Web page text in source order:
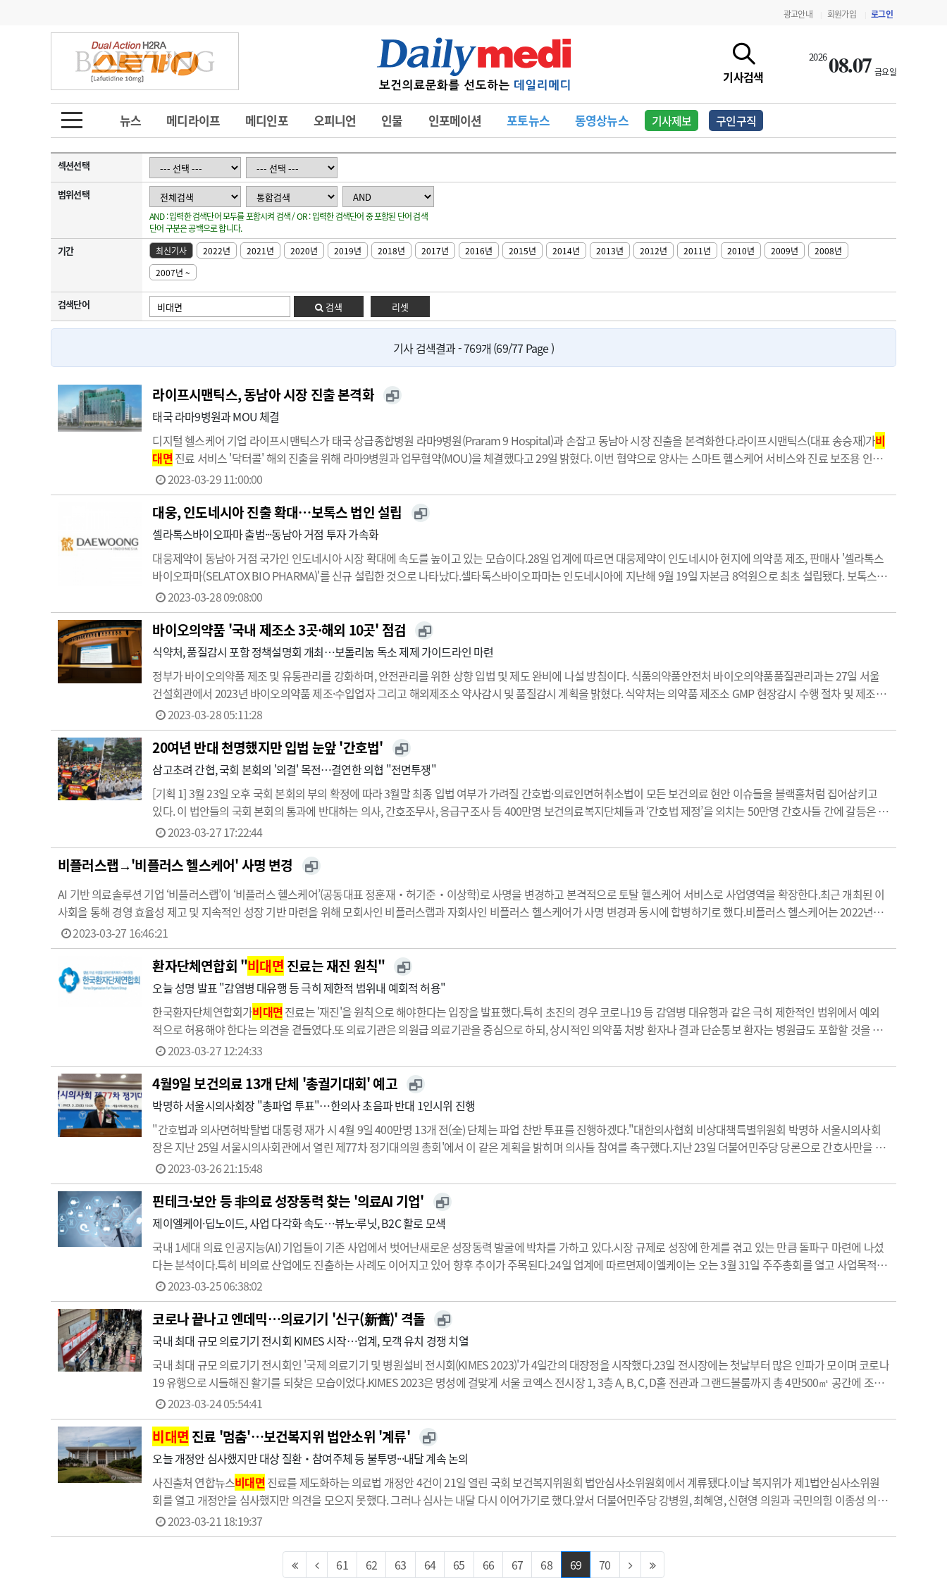
광고안내 회원가입 로그인
기사검색
202608.07 금요일
뉴스 메디라이프 메디인포 오피니언 인물 인포메이션 포토뉴스 동영상뉴스 기사제보 구인구직
금주의 검색어
1
의사인력 수급 추계
성분명 처방
AI의료
4
전공의 모집 결과
5
의사국시 합격률
6
관리급여 실시
10 약가인하
메디인포 사고
오피니언 칼럼 수첩
인물 초대석 피플
동영상뉴스
포토뉴스 포토뉴스
지역병원 중소병원
인포메이션 행정처분 판례 유권해석 정책/통계 공시 지침·기준·평가 약제급여 심사 결과
학회·연수강좌 학회/연수강좌 행사
고객센터 회사소개 법적고지 광고안내
섹션선택
범위선택
AND : 입력한 검색단어 모두를 포함시켜 검색 / OR : 입력한 검색단어 중 포함된 단어 검색
단어 구분은 공백으로 합니다.
기간 최신기사 2022년 2021년 2020년 2019년 2018년 2017년 2016년 2015년 2014년 2013년 2012년 2011년 2010년 2009년
2008년
2007년 ~
검색단어 검색 리셋
기사 검색결과 - 769개 (69/77 Page )
라이프시맨틱스, 동남아 시장 진출 본격화
태국 라마9병원과 MOU 체결
디지털 헬스케어 기업 라이프시맨틱스가 태국 상급종합병원 라마9병원(Praram 9 Hospital)과 손잡고 동남아 시장 진출을 본격화한다.라이프시맨틱스(대표 송승재)가비
대면 진료 서비스 '닥터콜' 해외 진출을 위해 라마9병원과 업무협약(MOU)을 체결했다고 29일 밝혔다. 이번 협약으로 양사는 스마트 헬스케어 서비스와 진료 보조용 인공
지능(AI) 개발을 통한 원격의료 안정화를 지원하고 의료 AI 서비스 협력을 강화한다.라이프시맨틱스는 기존 닥터콜 서비스에 자사 AI 기반 질환 예측 서비스 '하이(H.AI)'를
탑재한 …
2023-03-29 11:00:00
대웅, 인도네시아 진출 확대…보톡스 법인 설립
셀라톡스바이오파마 출범···동남아 거점 투자 가속화
대웅제약이 동남아 거점 국가인 인도네시아 시장 확대에 속도를 높이고 있는 모습이다.28일 업계에 따르면 대웅제약이 인도네시아 현지에 의약품 제조, 판매사 '셀라톡스
바이오파마(SELATOX BIO PHARMA)'를 신규 설립한 것으로 나타났다.셀타톡스바이오파마는 인도네시아에 지난해 9월 19일 자본금 8억원으로 최초 설립됐다. 보톡스 사
업을 영위하는 회사로 설립 후 대웅제약 종속기업으로 포함됐다.대웅제약은 현재 인도네시아, 태국, 필리핀 등 동남아국가에 다수 법인을 필두로 미국과 중국 등 해외 현지
법인을 설립하고 있는 …
2023-03-28 09:08:00
바이오의약품 '국내 제조소 3곳·해외 10곳' 점검
식약처, 품질감시 포함 정책설명회 개최…보톨리눔 독소 제제 가이드라인 마련
정부가 바이오의약품 제조 및 유통관리를 강화하며, 안전관리를 위한 상향 입법 및 제도 완비에 나설 방침이다. 식품의약품안전처 바이오의약품품질관리과는 27일 서울
건설회관에서 2023년 바이오의약품 제조·수입업자 그리고 해외제조소 약사감시 및 품질감시 계획을 밝혔다. 식약처는 의약품 제조소 GMP 현장감시 수행 절차 및 제조유
통관리 기본계획 등에 따른 주기적 점검을 위한 정기감시, 고발·진정·제보·신고 등에 의한 수시감시, 기획감시를 진행한다.금년 감시 추진 방향은 데이터 완전성 평가 중
심의 제조소 관리와 바이오의약품 위험도 기…
2023-03-28 05:11:28
20여년 반대 천명했지만 입법 눈앞 '간호법'
삼고초려 간협, 국회 본회의 '의결' 목전…결연한 의협 "전면투쟁"
[기획 1] 3월 23일 오후 국회 본회의 부의 확정에 따라 3월말 최종 입법 여부가 가려질 간호법·의료인면허취소법이 모든 보건의료 현안 이슈들을 블랙홀처럼 집어삼키고
있다. 이 법안들의 국회 본회의 통과에 반대하는 의사, 간호조무사, 응급구조사 등 400만명 보건의료복지단체들과 ‘간호법 제정’을 외치는 50만명 간호사들 간에 갈등은 봉
합이 불가능한 단계에 이르렀다. 이로 인해 정부와 의료계가 중지를 모아 추진해야 할 필수의료 활성화 등 다양한 의료제도 개선에도 제동이 걸렸다. 간호법은 왜 이렇게
의료 갈등 뇌관으로 작…
2023-03-27 17:22:44
비플러스랩→'비플러스 헬스케어' 사명 변경
AI 기반 의료솔루션 기업 ‘비플러스랩’이 ‘비플러스 헬스케어’(공동대표 정훈재‧허기준‧이상학)로 사명을 변경하고 본격적으로 토탈 헬스케어 서비스로 사업영역을 확장한다.최근 개최된 이
사회을 통해 경영 효율성 제고 및 지속적인 성장 기반 마련을 위해 모회사인 비플러스랩과 자회사인 비플러스 헬스케어가 사명 변경과 동시에 합병하기로 했다.비플러스 헬스케어는 2022년부
터 건강검진 플랫폼 ‘비케어(becare)’를 통해 전국 310여개 협력 검진 네트워크를 활용, SK 그룹사 등 기업의 임직원에게 건강검진 서비스를 제공해왔다.뿐만 아니라…
2023-03-27 16:46:21
환자단체연합회 "비대면 진료는 재진 원칙"
오늘 성명 발표 "감염병 대유행 등 극히 제한적 범위내 예회적 허용"
한국환자단체연합회가비대면 진료는 '재진'을 원칙으로 해야한다는 입장을 발표했다.특히 초진의 경우 코로나19 등 감염병 대유행과 같은 극히 제한적인 범위에서 예외
적으로 허용해야 한다는 의견을 곁들였다.또 의료기관은 의원급 의료기관을 중심으로 하되, 상시적인 의약품 처방 환자나 결과 단순통보 환자는 병원급도 포함할 것을 제
안했다.27일 환자단체연합회는 성명을 내고 의사와 환자 간
려를 표했다.연합회는 "코로나19 3년…
2023-03-27 12:24:33
4월9일 보건의료 13개 단체 '총궐기대회' 예고
박명하 서울시의사회장 "총파업 투표"…한의사 초음파 반대 1인시위 진행
"간호법과 의사면허박탈법 대통령 재가 시 4월 9일 400만명 13개 전(全) 단체는 파업 찬반 투표를 진행하겠다."대한의사협회 비상대책특별위원회 박명하 서울시의사회
장은 지난 25일 서울시의사회관에서 열린 제77차 정기대의원 총회'에서 이 같은 계획을 밝히며 의사들 참여를 촉구했다.지난 23일 더불어민주당 당론으로 간호사만을 위
한 간호특혜법과 사소한 실수도 가중처벌하는 의료인 면허강탈법이 부의에서 표결 통과됐고, 빠르면 담주 법안 운명이 결정된다.이날 박명하 회장은 "저는 오늘로써 13일
째 철야 농…
2023-03-26 21:15:48
핀테크·보안 등 非의료 성장동력 찾는 '의료AI 기업'
제이엘케이·딥노이드, 사업 다각화 속도…뷰노·루닛, B2C 활로 모색
국내 1세대 의료 인공지능(AI) 기업들이 기존 사업에서 벗어난새로운 성장동력 발굴에 박차를 가하고 있다.시장 규제로 성장에 한계를 겪고 있는 만큼 돌파구 마련에 나섰
다는 분석이다.특히 비의료 산업에도 진출하는 사례도 이어지고 있어 향후 추이가 주목된다.24일 업계에 따르면제이엘케이는 오는 3월 31일 주주총회를 열고 사업목적에
'핀테크 플랫폼업'과 '핀테크 서비스업'을 추가하는 안건을 상정할 예정이다.핀테크는 '금융(financial)'과 '기술(technique)'을 결합한 합성어로 금융서비스를 수행하는데
다양한 정보통신기…
2023-03-25 06:38:02
코로나 끝나고 엔데믹…의료기기 '신구(新舊)' 격돌
국내 최대 규모 의료기기 전시회 KIMES 시작…업계, 모객 유치 경쟁 치열
국내 최대 규모 의료기기 전시회인 '국제 의료기기 및 병원설비 전시회(KIMES 2023)'가 4일간의 대장정을 시작했다.23일 전시장에는 첫날부터 많은 인파가 모이며 코로나
19 유행으로 시들해진 활기를 되찾은 모습이었다.KIMES 2023은 명성에 걸맞게 서울 코엑스 전시장 1, 3층 A, B, C, D홀 전관과 그랜드볼룸까지 총 4만500㎡ 공간에 조성
됐다.국내외 1300여개 회사가 참여해 첨단의료기기, 병원설비, 의료정보시스템, 헬스케어 및 재활기기, 의료용품 3만5000여개 제품을 전시했다.올해는 시장 강자로 꼽히
는 전…
2023-03-24 05:54:41
비대면 진료 '멈춤'…보건복지위 법안소위 '계류'
오늘 개정안 심사했지만 대상 질환‧참여주체 등 불투명···내달 계속 논의
사진출처 연합뉴스비대면 진료를 제도화하는 의료법 개정안 4건이 21일 열린 국회 보건복지위원회 법안심사소위원회에서 계류됐다.이날 복지위가 제1법안심사소위원
회를 열고 개정안을 심사했지만 의견을 모으지 못했다. 그러나 심사는 내달 다시 이어가기로 했다.앞서 더불어민주당 강병원, 최혜영, 신현영 의원과 국민의힘 이종성 의원
은 각각 의료법 개정안을 발의했다.강병원 의원 개정안은 재진 만성질환자에 대해 의원급 의료기관에서의
을 규정해 책임 소재를 명확히 한다는 게 골자였다…
2023-03-21 18:19:37
61 62 63 64 65 66 67 68 69 70